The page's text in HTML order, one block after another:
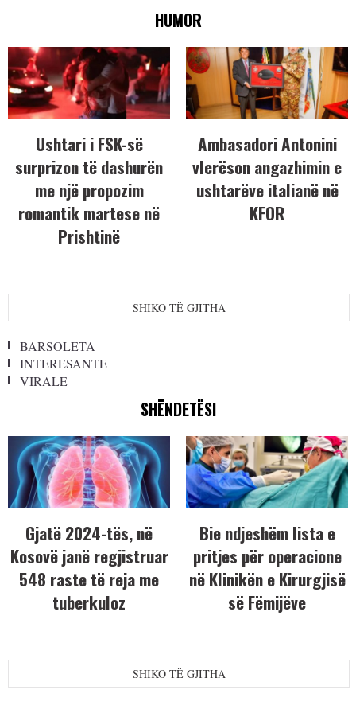
HUMOR
Ushtari i FSK-së
surprizon të dashurën
me një propozim
romantik martese në
Prishtinë
Ambasadori Antonini
vlerëson angazhimin e
ushtarëve italianë në
KFOR
SHIKO TË GJITHA
BARSOLETA
INTERESANTE
VIRALE
SHËNDETËSI
Gjatë 2024-tës, në
Kosovë janë regjistruar
548 raste të reja me
tuberkuloz
Bie ndjeshëm lista e
pritjes për operacione
në Klinikën e Kirurgjisë
së Fëmijëve
SHIKO TË GJITHA